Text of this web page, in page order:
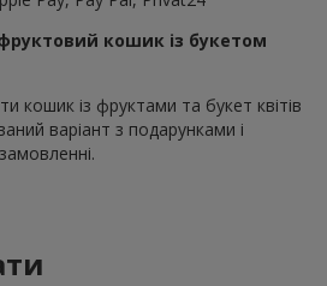
кошик із букетом
кошик із фруктами та букет квітів
варіант з подарунками і